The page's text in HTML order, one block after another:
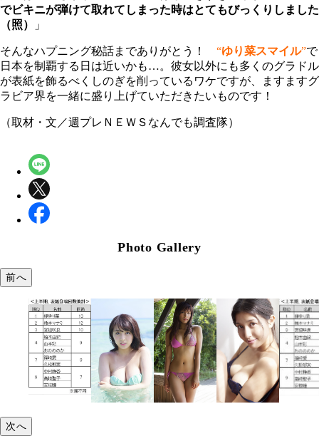
でビキニが弾けて取れてしまった時はとてもびっくりしました
（照）
」
そんなハプニング秘話までありがとう！ “ゆり菜スマイル”で
日本を制覇する日は近いかも…。彼女以外にも多くのグラドル
が表紙を飾るべくしのぎを削っているワケですが、ますますグ
ラビア界を一緒に盛り上げていただきたいものです！
（取材・文／週プレＮＥＷＳなんでも調査隊）
Photo Gallery
前へ
次へ